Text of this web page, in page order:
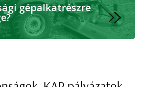
gépalkatrészre